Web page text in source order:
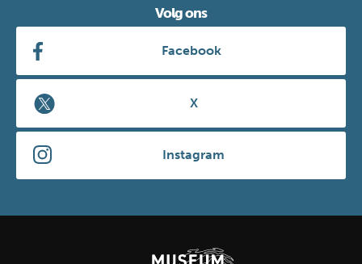
Volg ons
Facebook
X
Instagram